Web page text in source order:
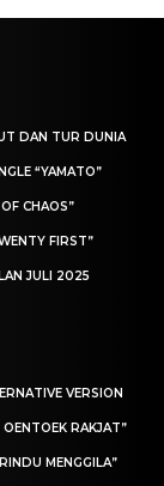
DAN TUR DUNIA
“YAMATO”
CHAOS”
FIRST”
JULI 2025
VERSION
RAKJAT”
MENGGILA”